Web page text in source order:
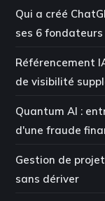
Qui a créé
ses 6 fondateurs
Référencement
de visibilité
Quantum AI :
d'une fraude
Gestion de
sans dériver